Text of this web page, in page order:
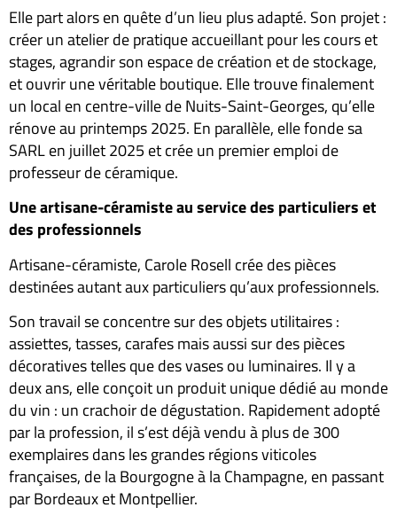
Elle part alors en quête d’un lieu plus adapté. Son projet :
créer un atelier de pratique accueillant pour les cours et
stages, agrandir son espace de création et de stockage,
et ouvrir une véritable boutique. Elle trouve finalement
un local en centre-ville de Nuits-Saint-Georges, qu’elle
rénove au printemps 2025. En parallèle, elle fonde sa
SARL en juillet 2025 et crée un premier emploi de
professeur de céramique.
Une artisane-céramiste au service des particuliers et
des professionnels
Artisane-céramiste, Carole Rosell crée des pièces
destinées autant aux particuliers qu’aux professionnels.
Son travail se concentre sur des objets utilitaires :
assiettes, tasses, carafes mais aussi sur des pièces
décoratives telles que des vases ou luminaires. Il y a
deux ans, elle conçoit un produit unique dédié au monde
du vin : un crachoir de dégustation. Rapidement adopté
par la profession, il s’est déjà vendu à plus de 300
exemplaires dans les grandes régions viticoles
françaises, de la Bourgogne à la Champagne, en passant
par Bordeaux et Montpellier.